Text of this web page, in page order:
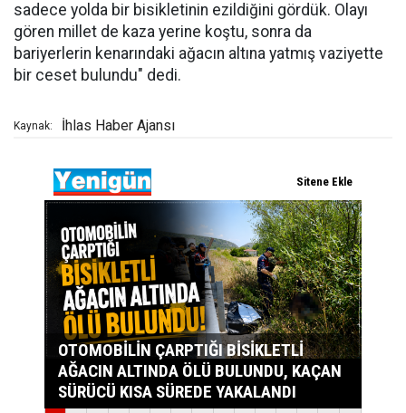
sadece yolda bir bisikletinin ezildiğini gördük. Olayı
gören millet de kaza yerine koştu, sonra da
bariyerlerin kenarındaki ağacın altına yatmış vaziyette
bir ceset bulundu" dedi.
Kaynak: İhlas Haber Ajansı